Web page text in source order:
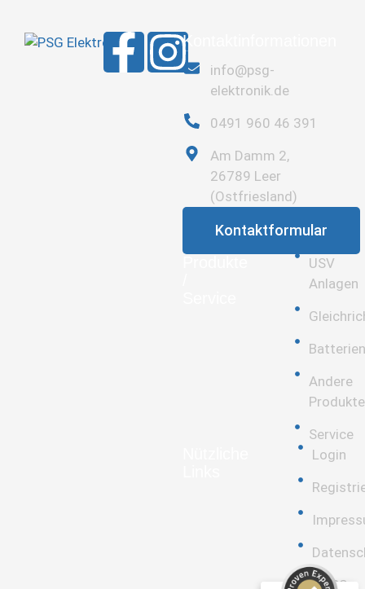
Kontaktinformationen
info@psg-
elektronik.de
0491 960 46 391
Am Damm 2,
26789 Leer
(Ostfriesland)
Kontaktformular
USV
Anlagen
Batterien
Andere
Produkte
Service
Login
AGBS
Kundenbewertungen und Erfahrungen zu
PSG Elektronik GmbH